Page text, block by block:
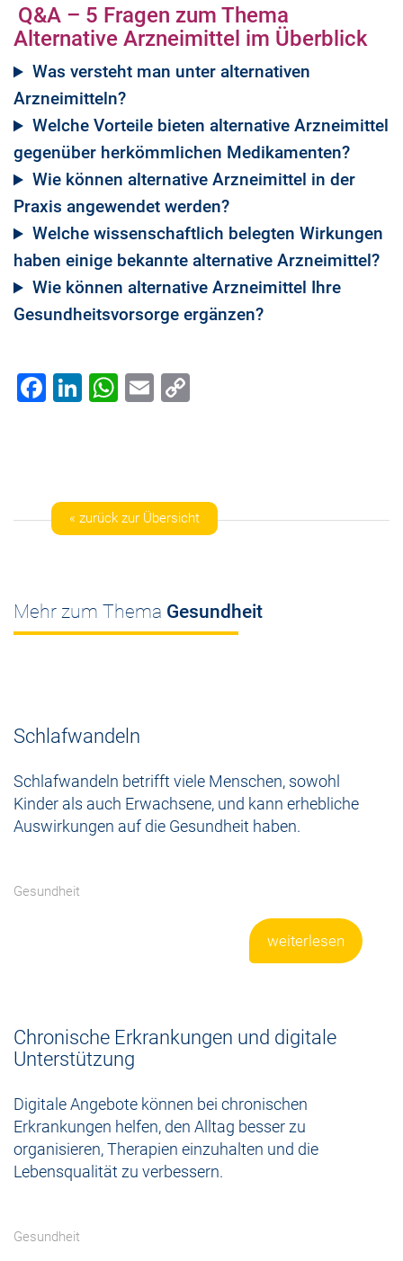
Q&A – 5 Fragen zum Thema
Alternative Arzneimittel im Überblick
Was versteht man unter alternativen
Arzneimitteln?
Welche Vorteile bieten alternative Arzneimittel
gegenüber herkömmlichen Medikamenten?
Wie können alternative Arzneimittel in der
Praxis angewendet werden?
Welche wissenschaftlich belegten Wirkungen
haben einige bekannte alternative Arzneimittel?
Wie können alternative Arzneimittel Ihre
Gesundheitsvorsorge ergänzen?
Facebook
LinkedIn
WhatsApp
Email
« zurück zur Übersicht
Mehr zum Thema Gesundheit
Schlafwandeln
Schlafwandeln betrifft viele Menschen, sowohl
Kinder als auch Erwachsene, und kann erhebliche
Auswirkungen auf die Gesundheit haben.
Gesundheit
weiterlesen
Chronische Erkrankungen und digitale
Unterstützung
Digitale Angebote können bei chronischen
Erkrankungen helfen, den Alltag besser zu
organisieren, Therapien einzuhalten und die
Lebensqualität zu verbessern.
Gesundheit